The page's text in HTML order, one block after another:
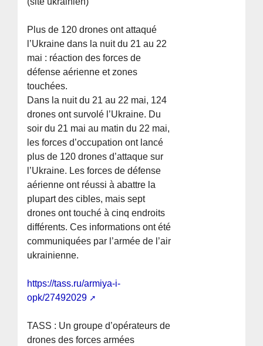
Plus de 120 drones ont attaqué
l’Ukraine dans la nuit du 21 au 22
mai : réaction des forces de
défense aérienne et zones
touchées.
Dans la nuit du 21 au 22 mai, 124
drones ont survolé l’Ukraine. Du
soir du 21 mai au matin du 22 mai,
les forces d’occupation ont lancé
plus de 120 drones d’attaque sur
l’Ukraine. Les forces de défense
aérienne ont réussi à abattre la
plupart des cibles, mais sept
drones ont touché à cinq endroits
différents. Ces informations ont été
communiquées par l’armée de l’air
ukrainienne.
https://tass.ru/armiya-i-
opk/27492029
TASS : Un groupe d’opérateurs de
drones des forces armées